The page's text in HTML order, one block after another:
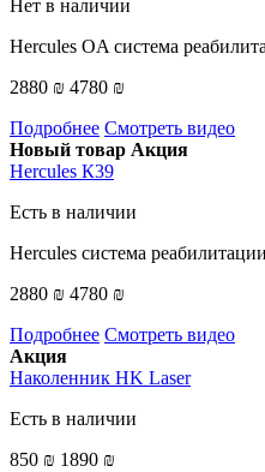
Нет в наличии
Hercules OA система
2880 ₪ 4780 ₪
Подробнее Смотреть видео
Новый товар Акция
Hercules К39
Есть в наличии
Hercules система
2880 ₪ 4780 ₪
Подробнее Смотреть видео
Акция
Наколенник HK Laser
Есть в наличии
850 ₪ 1890 ₪